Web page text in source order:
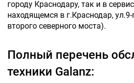
городу Краснодару, так и в
находящемся в г.Краснодар,
второго северного моста).
Полный перечень
техники Galanz: